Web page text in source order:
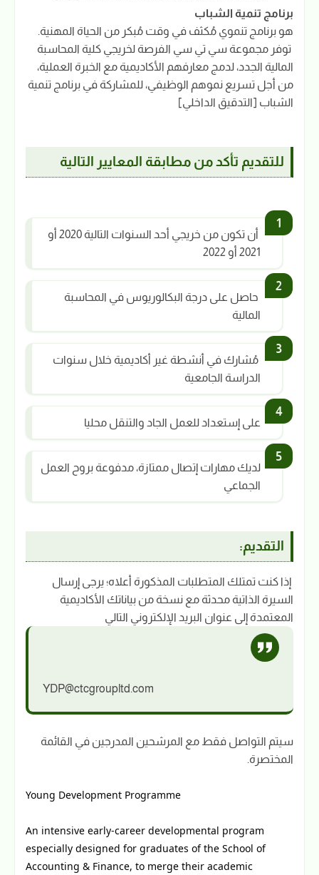
برنامج تنمية الشباب
هو برنامج تنموي مُكثف في وقت مُبكر من الحياة المهنية.
‎ توفر مجموعة سي تي سي الفرصة لخريجي كلية المحاسبة
المالية الجدد، لدمج معارفهم الأكاديمية مع الخبرة العملية،
من أجل تسريع نموهم الوظيفي، للمشاركة في برنامج تنمية
الشباب [التدقيق الداخلي]
‎ أن تكون من خريجي أحد السنوات التالية 2020 أو
2021 أو 2022
‎ حاصل على درجة البكالوريوس في المحاسبة
المالية
‎ مُشارك في أنشطة غير أكاديمية خلال سنوات
الدراسة الجامعية
على إستعداد للعمل الجاد والتنقل محليا
‎لديك مهارات إتصال ممتازة، مدفوعة بروح العمل
الجماعي
التقديم:
‎ إذا كنت تمتلك المتطلبات المذكورة أعلاه؛ يرجى إرسال
السيرة الذاتية محدثة مع نسخة من بياناتك الأكاديمية
المعتمدة إلى عنوان البريد الإلكتروني التالي
YDP@ctcgroupltd.com
‎سيتم التواصل فقط مع المرشحين المدرجين في القائمة
المختصرة.
Young Development Programme
An intensive early-career developmental program
especially designed for graduates of the School of
Accounting & Finance, to merge their academic